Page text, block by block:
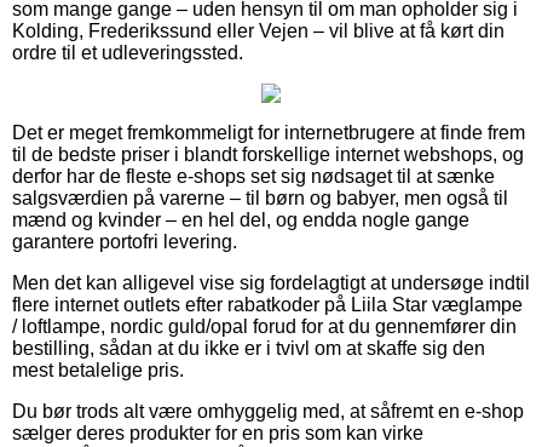
som mange gange – uden hensyn til om man opholder sig i
Kolding, Frederikssund eller Vejen – vil blive at få kørt din
ordre til et udleveringssted.
Det er meget fremkommeligt for internetbrugere at finde frem
til de bedste priser i blandt forskellige internet webshops, og
derfor har de fleste e-shops set sig nødsaget til at sænke
salgsværdien på varerne – til børn og babyer, men også til
mænd og kvinder – en hel del, og endda nogle gange
garantere portofri levering.
Men det kan alligevel vise sig fordelagtigt at undersøge indtil
flere internet outlets efter rabatkoder på Liila Star væglampe
/ loftlampe, nordic guld/opal forud for at du gennemfører din
bestilling, sådan at du ikke er i tvivl om at skaffe sig den
mest betalelige pris.
Du bør trods alt være omhyggelig med, at såfremt en e-shop
sælger deres produkter for en pris som kan virke